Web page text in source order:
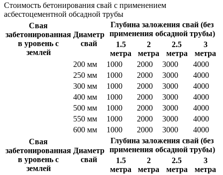
Стоимость бетонирования свай c применением
асбестоцементной обсадной трубы
Свая
забетонированная
в уровень с
землей
Диаметр
свай
Глубина заложения свай (без
применения обсадной трубы)
1.5
метра
2
метра
2.5
метра
3
метра
200 мм
1000 2000 3000
4000
250 мм
1000 2000 3000
4000
300 мм
1000 2000 3000
4000
400 мм
1000 2000 3000
4000
500 мм
1000 2000 3000
4000
550 мм
1000 2000 3000
4000
600 мм
1000 2000 3000
4000
Свая
забетонированная
в уровень с
землей
Диаметр
свай
Глубина заложения свай (без
применения обсадной трубы)
1.5
метра
2
метра
2.5
метра
3
метра